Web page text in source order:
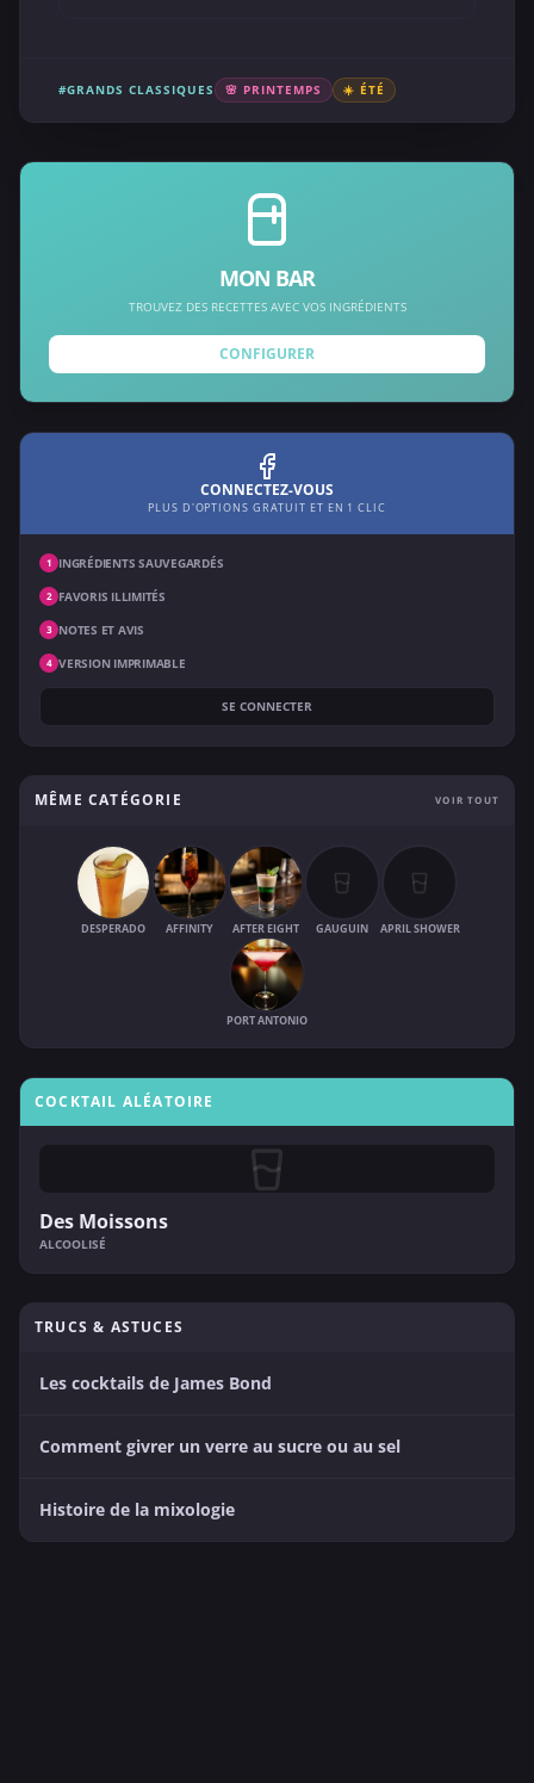
#GRANDS CLASSIQUES 🌸 PRINTEMPS ☀️ ÉTÉ
MON BAR
TROUVEZ DES RECETTES AVEC VOS INGRÉDIENTS
CONFIGURER
CONNECTEZ-VOUS
PLUS D'OPTIONS GRATUIT ET EN 1 CLIC
1 INGRÉDIENTS SAUVEGARDÉS
2 FAVORIS ILLIMITÉS
3 NOTES ET AVIS
4 VERSION IMPRIMABLE
SE CONNECTER
MÊME CATÉGORIE VOIR TOUT
DESPERADO AFFINITY AFTER EIGHT GAUGUIN APRIL SHOWER
PORT ANTONIO
COCKTAIL ALÉATOIRE
Des Moissons
ALCOOLISÉ
TRUCS & ASTUCES
Les cocktails de James Bond
Comment givrer un verre au sucre ou au sel
Histoire de la mixologie